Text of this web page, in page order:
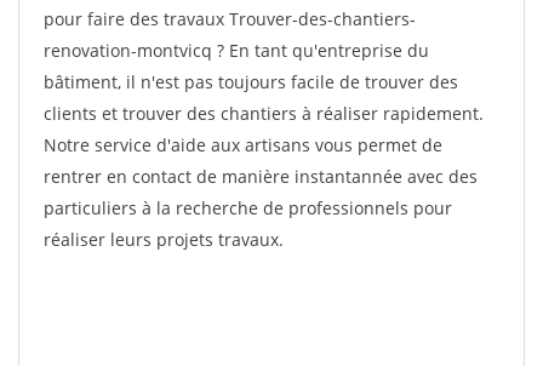
pour faire des travaux Trouver-des-chantiers-
renovation-montvicq ? En tant qu'entreprise du
bâtiment, il n'est pas toujours facile de trouver des
clients et trouver des chantiers à réaliser rapidement.
Notre service d'aide aux artisans vous permet de
rentrer en contact de manière instantannée avec des
particuliers à la recherche de professionnels pour
réaliser leurs projets travaux.